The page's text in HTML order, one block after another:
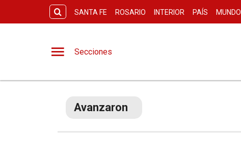
SANTA FE ROSARIO INTERIOR PAÍS MUNDO
Secciones
Avanzaron